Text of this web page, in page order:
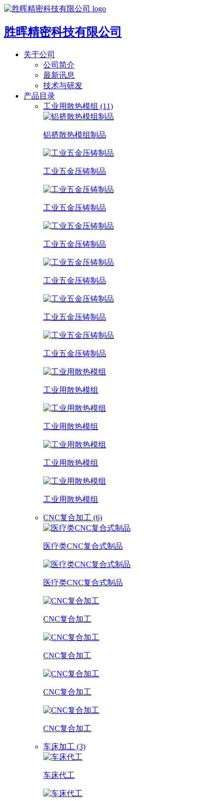
胜晖精密科技有限公司
关于公司
公司简介
最新讯息
技术与研发
产品目录
工业用散热模组 (11)
铝挤散热模组制品
工业五金压铸制品
工业五金压铸制品
工业五金压铸制品
工业五金压铸制品
工业五金压铸制品
工业五金压铸制品
工业用散热模组
工业用散热模组
工业用散热模组
工业用散热模组
CNC复合加工 (6)
医疗类CNC复合式制品
医疗类CNC复合式制品
CNC复合加工
CNC复合加工
CNC复合加工
CNC复合加工
车床加工 (3)
车床代工